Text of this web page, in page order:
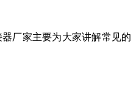
厂家主要为大家讲解常见的